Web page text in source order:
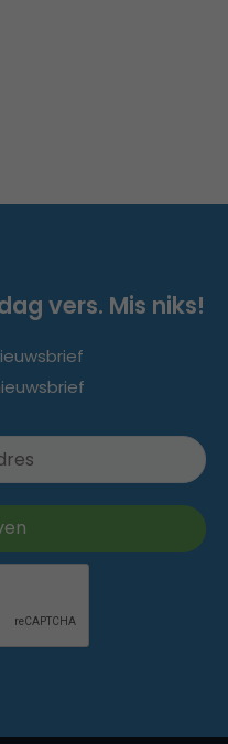
vers. Mis niks!